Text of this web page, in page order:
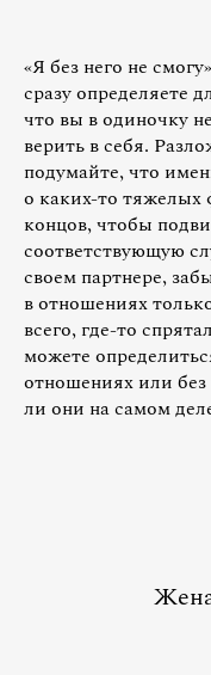
«Я без него не
сразу определяете
что вы в одиночку
верить в себя.
подумайте, что
о каких-то тяжелых
концов, чтобы
соответствующую
своем партнере,
в отношениях
всего, где-то
можете
отношениях или
ли они на самом